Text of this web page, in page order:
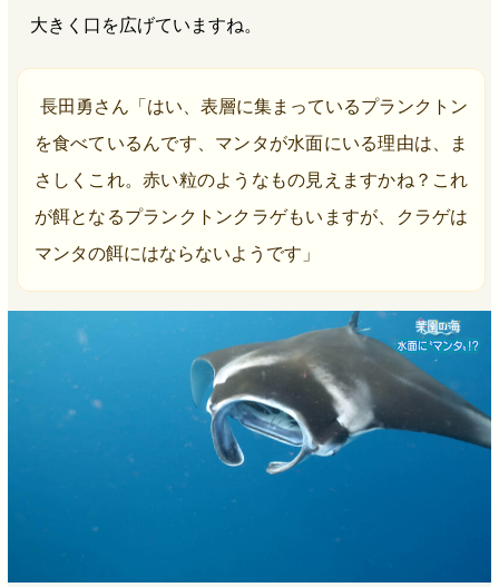
大きく口を広げていますね。
長田勇さん「はい、表層に集まっているプランクトン
を食べているんです、マンタが水面にいる理由は、ま
さしくこれ。赤い粒のようなもの見えますかね？これ
が餌となるプランクトンクラゲもいますが、クラゲは
マンタの餌にはならないようです」